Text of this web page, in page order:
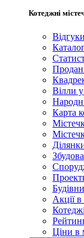
Котеджні
Вілли
Карта
Акції
Ціни в